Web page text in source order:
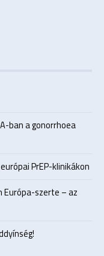
ban a gonorrhoea
PrEP-klinikákon
Európa-szerte – az